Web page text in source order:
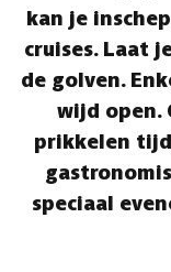
kan je
cruises. Laat
de golven.
wijd open.
prikkelen
speciaal